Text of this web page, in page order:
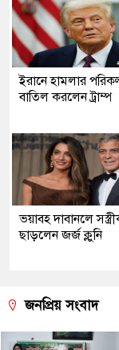
ইরানে হামলার
বাতিল করলেন ট্রাম্প
ভয়াবহ দাবানলে
ছাড়লেন জর্জ ক্লুনি
জনপ্রিয় সংবাদ